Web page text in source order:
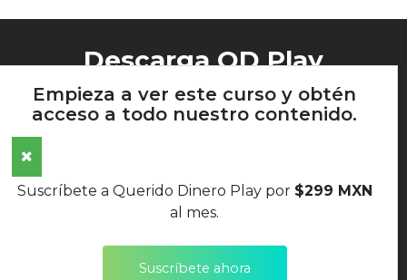
Empieza a ver este curso y obtén
acceso a todo nuestro contenido.
Suscríbete a Querido Dinero Play por $299 MXN
al mes.
Suscríbete ahora
Descarga QD Play
AVISO DE PRIVACIDAD
TÉRMINOS Y CONDICIONES